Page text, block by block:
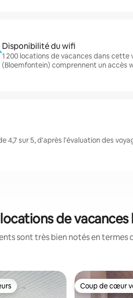
Disponibilité du wifi
1 200 locations de vacances dans cette
(Bloemfontein) comprennent un accès
4,7 sur 5, d'après l'évaluation des
de
sont très bien notés en
Coup de cœur
Coup de cœur